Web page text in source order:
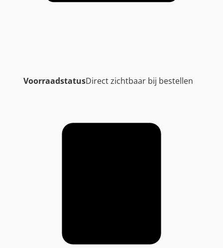
VoorraadstatusDirect zichtbaar bij bestellen